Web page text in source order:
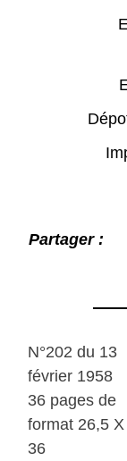
Partager :
N°202 du 13
février 1958
36 pages de
format 26,5 X
36